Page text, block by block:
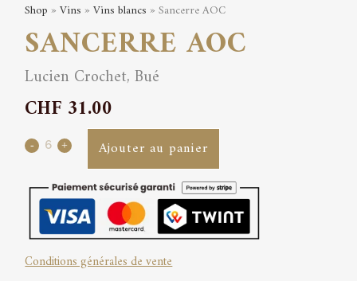
Shop »Vins »Vins blancs » Sancerre AOC
SANCERRE AOC
Lucien Crochet, Bué
CHF 31.00
Sancerre
quantity
Ajouter au panier
Conditions générales de vente